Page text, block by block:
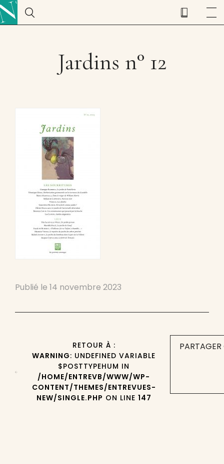
Jardins n° 12
Publié le 14 novembre 2023
RETOUR À :
WARNING: UNDEFINED VARIABLE
$POSTTYPEHUM IN
/HOME/ENTREVB/WWW/WP-
CONTENT/THEMES/ENTREVUES-
NEW/SINGLE.PHP ON LINE 147